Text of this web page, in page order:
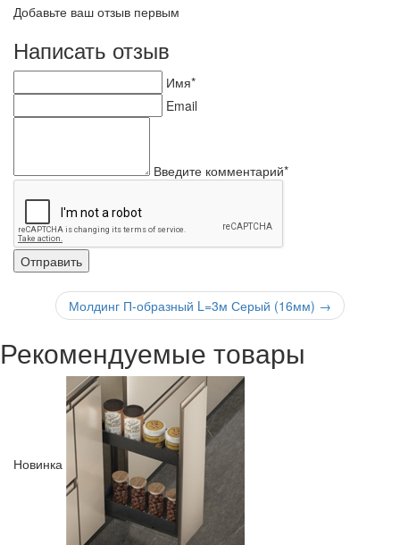
Добавьте ваш отзыв первым
Написать отзыв
Имя*
Email
Введите комментарий*
Молдинг П-образный L=3м Серый (16мм) →
Рекомендуемые товары
Новинка